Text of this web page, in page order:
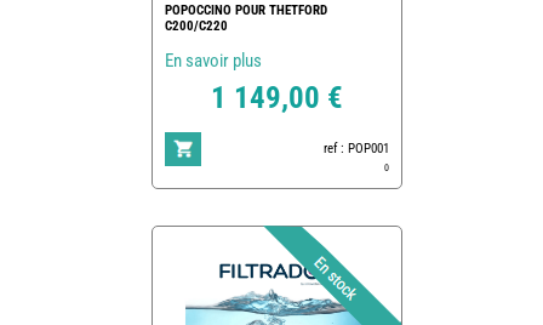
POPOCCINO POUR THETFORD
C200/C220
En savoir plus
1 149,00 €
ref : POP001
0